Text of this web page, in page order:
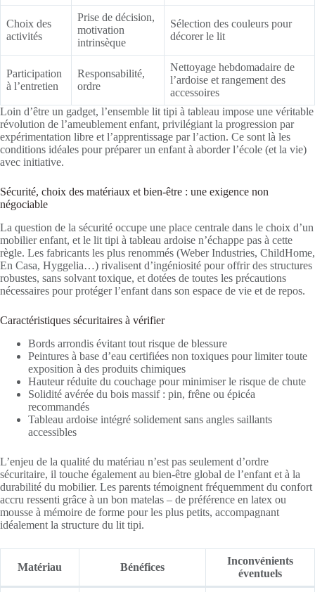
Choix des
activités
Prise de décision,
motivation
intrinsèque
Sélection des couleurs pour
décorer le lit
Participation
à l’entretien
Responsabilité,
ordre
Nettoyage hebdomadaire de
l’ardoise et rangement des
accessoires
Loin d’être un gadget, l’ensemble lit tipi à tableau impose une véritable
révolution de l’ameublement enfant, privilégiant la progression par
expérimentation libre et l’apprentissage par l’action. Ce sont là les
conditions idéales pour préparer un enfant à aborder l’école (et la vie)
avec initiative.
Sécurité, choix des matériaux et bien-être : une exigence non
négociable
La question de la sécurité occupe une place centrale dans le choix d’un
mobilier enfant, et le lit tipi à tableau ardoise n’échappe pas à cette
règle. Les fabricants les plus renommés (Weber Industries, ChildHome,
En Casa, Hyggelia…) rivalisent d’ingéniosité pour offrir des structures
robustes, sans solvant toxique, et dotées de toutes les précautions
nécessaires pour protéger l’enfant dans son espace de vie et de repos.
Caractéristiques sécuritaires à vérifier
Bords arrondis évitant tout risque de blessure
Peintures à base d’eau certifiées non toxiques pour limiter toute
exposition à des produits chimiques
Hauteur réduite du couchage pour minimiser le risque de chute
Solidité avérée du bois massif : pin, frêne ou épicéa
recommandés
Tableau ardoise intégré solidement sans angles saillants
accessibles
L’enjeu de la qualité du matériau n’est pas seulement d’ordre
sécuritaire, il touche également au bien-être global de l’enfant et à la
durabilité du mobilier. Les parents témoignent fréquemment du confort
accru ressenti grâce à un bon matelas – de préférence en latex ou
mousse à mémoire de forme pour les plus petits, accompagnant
idéalement la structure du lit tipi.
Matériau Bénéfices
Inconvénients
éventuels